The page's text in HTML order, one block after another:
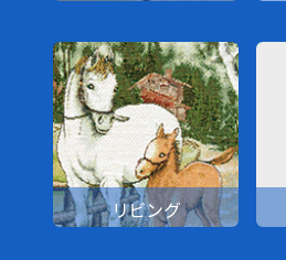
リビング